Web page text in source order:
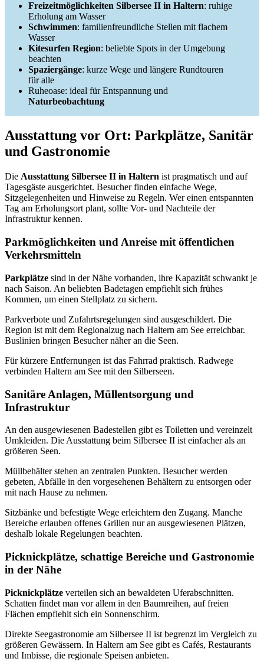
Freizeitmöglichkeiten Silbersee II in Haltern: ruhige
Erholung am Wasser
Schwimmen: familienfreundliche Stellen mit flachem
Wasser
Kitesurfen Region: beliebte Spots in der Umgebung
beachten
Spaziergänge: kurze Wege und längere Rundtouren
für alle
Ruheoase: ideal für Entspannung und
Naturbeobachtung
Ausstattung vor Ort: Parkplätze, Sanitär
und Gastronomie
Die Ausstattung Silbersee II in Haltern ist pragmatisch und auf
Tagesgäste ausgerichtet. Besucher finden einfache Wege,
Sitzgelegenheiten und Hinweise zu Regeln. Wer einen entspannten
Tag am Erholungsort plant, sollte Vor- und Nachteile der
Infrastruktur kennen.
Parkmöglichkeiten und Anreise mit öffentlichen
Verkehrsmitteln
Parkplätze sind in der Nähe vorhanden, ihre Kapazität schwankt je
nach Saison. An beliebten Badetagen empfiehlt sich frühes
Kommen, um einen Stellplatz zu sichern.
Parkverbote und Zufahrtsregelungen sind ausgeschildert. Die
Region ist mit dem Regionalzug nach Haltern am See erreichbar.
Buslinien bringen Besucher näher an die Seen.
Für kürzere Entfernungen ist das Fahrrad praktisch. Radwege
verbinden Haltern am See mit den Silberseen.
Sanitäre Anlagen, Müllentsorgung und
Infrastruktur
An den ausgewiesenen Badestellen gibt es Toiletten und vereinzelt
Umkleiden. Die Ausstattung beim Silbersee II ist einfacher als an
größeren Seen.
Müllbehälter stehen an zentralen Punkten. Besucher werden
gebeten, Abfälle in den vorgesehenen Behältern zu entsorgen oder
mit nach Hause zu nehmen.
Sitzbänke und befestigte Wege erleichtern den Zugang. Manche
Bereiche erlauben offenes Grillen nur an ausgewiesenen Plätzen,
deshalb lokale Regelungen beachten.
Picknickplätze, schattige Bereiche und Gastronomie
in der Nähe
Picknickplätze verteilen sich an bewaldeten Uferabschnitten.
Schatten findet man vor allem in den Baumreihen, auf freien
Flächen empfiehlt sich ein Sonnenschirm.
Direkte Seegastronomie am Silbersee II ist begrenzt im Vergleich zu
größeren Gewässern. In Haltern am See gibt es Cafés, Restaurants
und Imbisse, die regionale Speisen anbieten.